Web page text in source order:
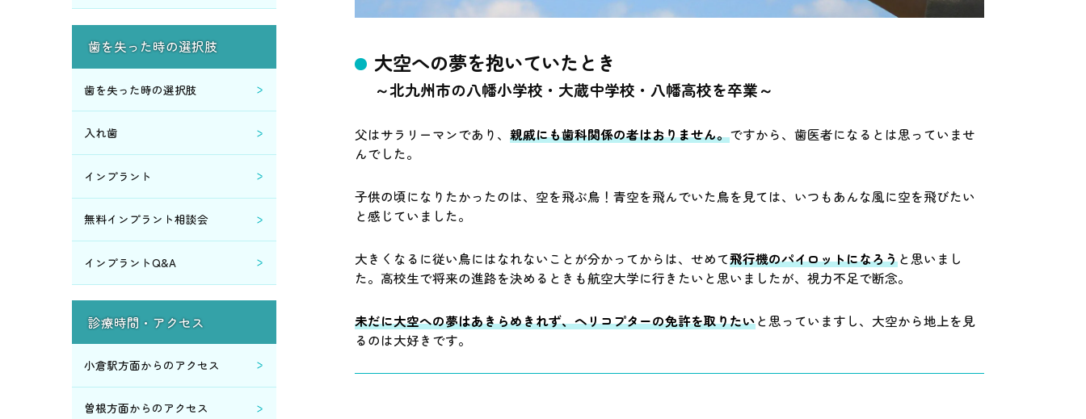
大空への夢を抱いていたとき
～北九州市の八幡小学校・大蔵中学校・八幡高校を卒業～
父はサラリーマンであり、親戚にも歯科関係の者はおりません。ですから、歯医者になるとは思っていませ
んでした。
子供の頃になりたかったのは、空を飛ぶ鳥！青空を飛んでいた鳥を見ては、いつもあんな風に空を飛びたい
と感じていました。
大きくなるに従い鳥にはなれないことが分かってからは、せめて飛行機のパイロットになろうと思いまし
た。高校生で将来の進路を決めるときも航空大学に行きたいと思いましたが、視力不足で断念。
未だに大空への夢はあきらめきれず、ヘリコプターの免許を取りたいと思っていますし、大空から地上を見
るのは大好きです。
歯を失った時の選択肢
歯を失った時の選択肢
入れ歯
インプラント
無料インプラント相談会
インプラントQ&A
診療時間・アクセス
小倉駅方面からのアクセス
曽根方面からのアクセス